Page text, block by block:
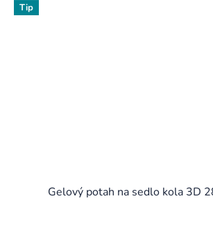
Tip
Gelový potah na sedlo kola 3D